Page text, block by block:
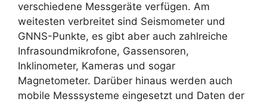
verschiedene Messgeräte verfügen. Am
weitesten verbreitet sind Seismometer und
GNNS-Punkte, es gibt aber auch zahlreiche
Infrasoundmikrofone, Gassensoren,
Inklinometer, Kameras und sogar
Magnetometer. Darüber hinaus werden auch
mobile Messsysteme eingesetzt und Daten der